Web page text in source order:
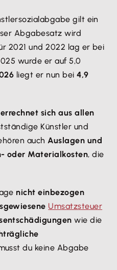
gilt ein
Abgabesatz wird
2021 und 2022 lag er bei
wurde er auf 5,0
liegt er nun bei4,9
errechnet sich aus allen
Künstler und
auchAuslagen und
oder Materialkosten, die
nicht einbezogen
Umsatzsteuer
wie die
du keine Abgabe